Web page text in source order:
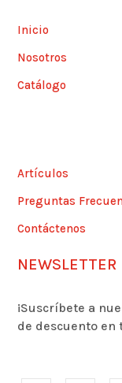
Inicio
Nosotros
Catálogo
Artículos
Preguntas
Contáctenos
NEWSLETTER
¡Suscríbete a
de descuento